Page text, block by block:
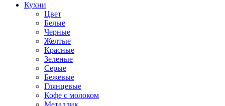
Кухни
Цвет
Белые
Черные
Желтые
Красные
Зеленые
Серые
Бежевые
Глянцевые
Кофе с молоком
Металлик